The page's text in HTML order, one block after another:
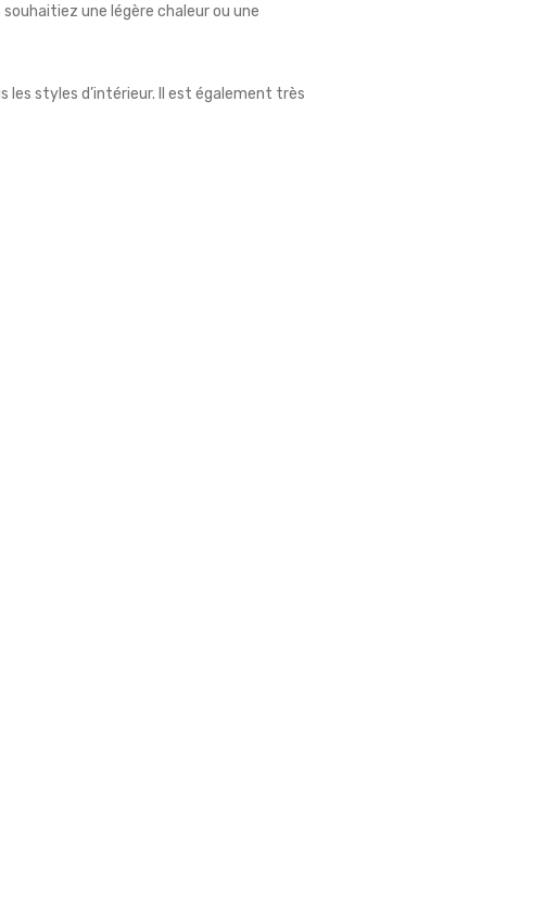
une légère chaleur ou une
styles d’intérieur. Il est également très